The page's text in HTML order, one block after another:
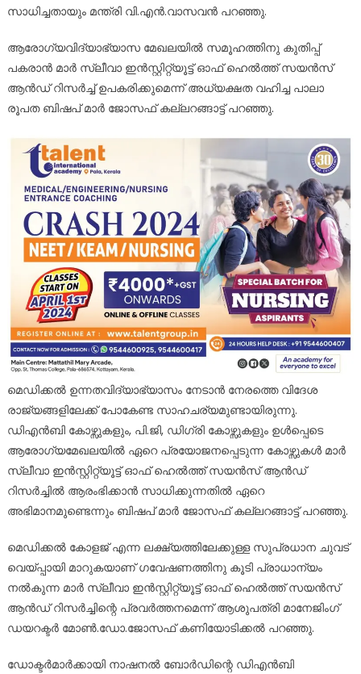
സാധിച്ചതായും മന്ത്രി വി.എൻ.വാസവൻ പറഞ്ഞു.
ആരോഗ്യവിദ്യാഭ്യാസ മേഖലയിൽ സമൂഹത്തിനു കുതിപ്പ്
പകരാൻ മാർ സ്ലീവാ ഇൻസ്റ്റിറ്റ്യൂട്ട് ഓഫ് ഹെൽത്ത് സയൻസ്
ആൻഡ് റിസർച്ച് ഉപകരിക്കുമെന്ന് അധ്യക്ഷത വഹിച്ച പാലാ
രൂപത ബിഷപ് മാർ ജോസഫ് കല്ലറങ്ങാട്ട് പറഞ്ഞു.
മെഡിക്കൽ ഉന്നതവിദ്യാഭ്യാസം നേടാൻ നേരത്തെ വിദേശ
രാജ്യങ്ങളിലേക്ക് പോകേണ്ട സാഹചര്യമുണ്ടായിരുന്നു.
ഡിഎൻബി കോഴ്സുകളും, പി.ജി, ഡിഗ്രി കോഴ്സുകളും ഉൾപ്പെടെ
ആരോഗ്യമേഖലയിൽ ഏറെ പ്രയോജനപ്പെടുന്ന കോഴ്സുകൾ മാർ
സ്ലീവാ ഇൻസ്റ്റിറ്റ്യൂട്ട് ഓഫ് ഹെൽത്ത് സയൻസ് ആൻഡ്
റിസർച്ചിൽ ആരംഭിക്കാൻ സാധിക്കുന്നതിൽ ഏറെ
അഭിമാനമുണ്ടെന്നും ബിഷപ് മാർ ജോസഫ് കല്ലറങ്ങാട്ട് പറഞ്ഞു.
മെഡിക്കൽ കോളജ് എന്ന ലക്ഷ്യത്തിലേക്കുള്ള സുപ്രധാന ചുവട്
വെയ്പ്പായി മാറുകയാണ് ഗവേഷണത്തിനു കൂടി പ്രാധാന്യം
നൽകുന്ന മാർ സ്ലീവാ ഇൻസ്റ്റിറ്റ്യൂട്ട് ഓഫ് ഹെൽത്ത് സയൻസ്
ആൻഡ് റിസർച്ചിന്റെ പ്രവർത്തനമെന്ന് ആശുപത്രി മാനേജിംഗ്
ഡയറക്ടർ മോൺ.ഡോ.ജോസഫ് കണിയോടിക്കൽ പറഞ്ഞു.
ഡോക്ടർമാർക്കായി നാഷനൽ ബോർഡിന്റെ ഡിഎൻബി